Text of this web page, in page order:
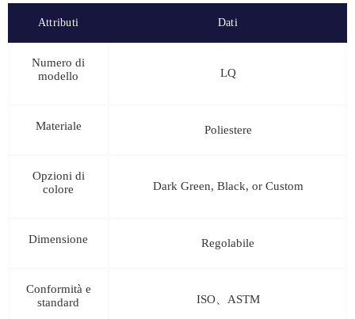
Attributi Dati
Numero di
modello
LQ
Materiale Poliestere
Opzioni di
colore
Dark Green, Black, or Custom
Dimensione Regolabile
Conformità e
standard
ISO、ASTM